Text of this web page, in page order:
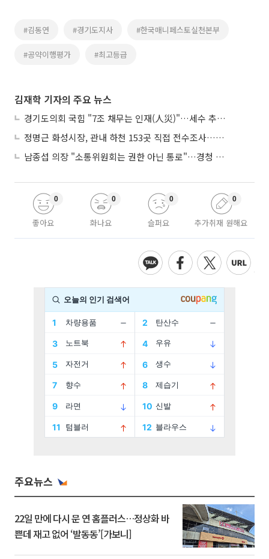
#김동연 #경기도지사 #한국매니페스토실천본부
#공약이행평가 #최고등급
김재학 기자의 주요 뉴스
경기도의회 국힘 "7조 채무는 인재(人災)"…세수 추계 조작 의혹 제기
정명근 화성시장, 관내 하천 153곳 직접 전수조사…불법시설 정비
남종섭 의장 "소통위원회는 권한 아닌 통로"…경청 의회 만든다
좋아요
0
화나요
0
슬퍼요
0
추가취재 원해요
0
주요뉴스
22일 만에 다시 문 연 홈플러스…정상화 바
쁜데 재고 없어 ‘발동동’[가보니]